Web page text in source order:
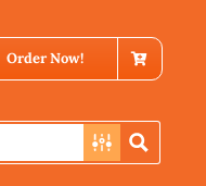
Order Now!